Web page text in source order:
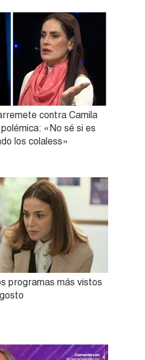
contra Camila
«No sé si es
los colaless»
programas más vistos